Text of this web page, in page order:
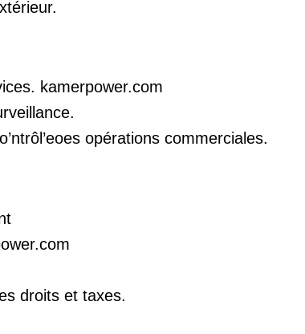
kamerpower.com
opérations commerciales.
droits et taxes.